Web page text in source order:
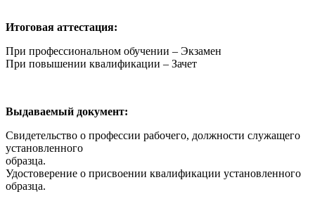
Итоговая аттестация:
При профессиональном обучении – Экзамен
При повышении квалификации – Зачет
Выдаваемый документ:
Свидетельство о профессии рабочего, должности служащего
установленного
образца.
Удостоверение о присвоении квалификации установленного
образца.